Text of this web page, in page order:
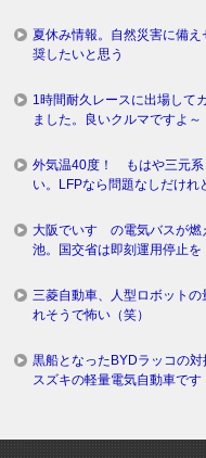
夏休み情報。自然災害に備
奨したいと思う
1時間耐久レースに出場して
ました。良いクルマですよ～
外気温40度！ もはや三元系
い。LFPなら問題なしだけれ
大阪でいすゞの電気バスが
池。国交省は即刻運用停止を
三菱自動車、人型ロボット
れそうで怖い（笑）
黒船となったBYDラッコの
スズキの軽量電気自動車です